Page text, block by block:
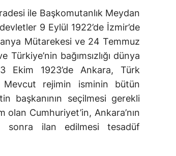
ile Başkomutanlık Meydan
9 Eylül 1922’de İzmir’de
Mütarekesi ve 24 Temmuz
Türkiye’nin bağımsızlığı dünya
Ekim 1923’de Ankara, Türk
Mevcut rejimin isminin bütün
başkanının seçilmesi gerekli
Cumhuriyet’in, Ankara’nın
sonra ilan edilmesi tesadüf